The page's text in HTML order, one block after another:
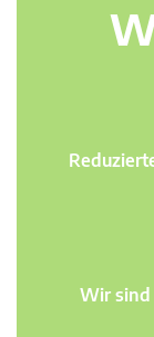
Wir sind